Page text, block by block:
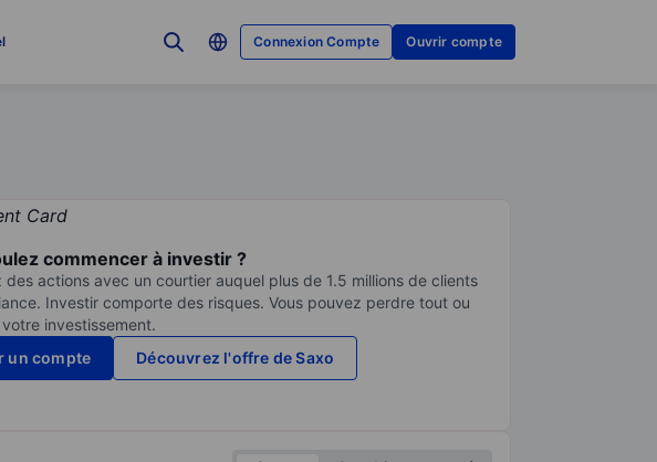
Connexion Compte Ouvrir compte
commencer à investir ?
des actions avec un courtier auquel plus de 1.5 millions de clients
Investir comporte des risques. Vous pouvez perdre tout ou
investissement.
un compte
Découvrez l'offre de Saxo